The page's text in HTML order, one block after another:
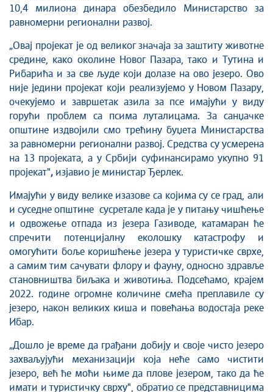
10,4 милиона динара обезбедило Министарство за
равномерни регионални развој.
„Овај пројекат је од великог значаја за заштиту животне
средине, како околине Новог Пазара, тако и Тутина и
Рибарића и за све људе који долазе наово језеро.Ово
није једини пројекат који реализујемо у Новом Пазару,
очекујемо и завршетак азила за псе имајући у виду
горући проблем са псима луталицама. За санџачке
општине издвојили смо трећину буџета Министарства
за равномерни регионални развој. Средства су усмерена
на 13 пројеката, а у Србији суфинансирамо укупно 91
пројекат", изјавио је министар Ђерлек.
Имајући у виду велике изазове са којима су се град, али
и суседне општине сусретале када је у питању чишћење
и одвожење отпада из језера Газиводе, катамаран ће
спречити потенцијалну еколошку катастрофу и
омогућити боље коришћење језера у туристичке сврхе,
а самим тим сачувати флору и фауну, односно здравље
становништва биљака и животиња. Подсећамо, крајем
2022. године огромне количине смећа преплавиле су
језеро, након великих киша и повећања водостаја реке
Ибар.
„Дошло је време да грађани добију и своје чисто језеро
захваљујући механизацији која неће само чистити
језеро, већ ће моћи њиме да плове језером, тако да ће
имати и туристичку сврху", обратио се представницима